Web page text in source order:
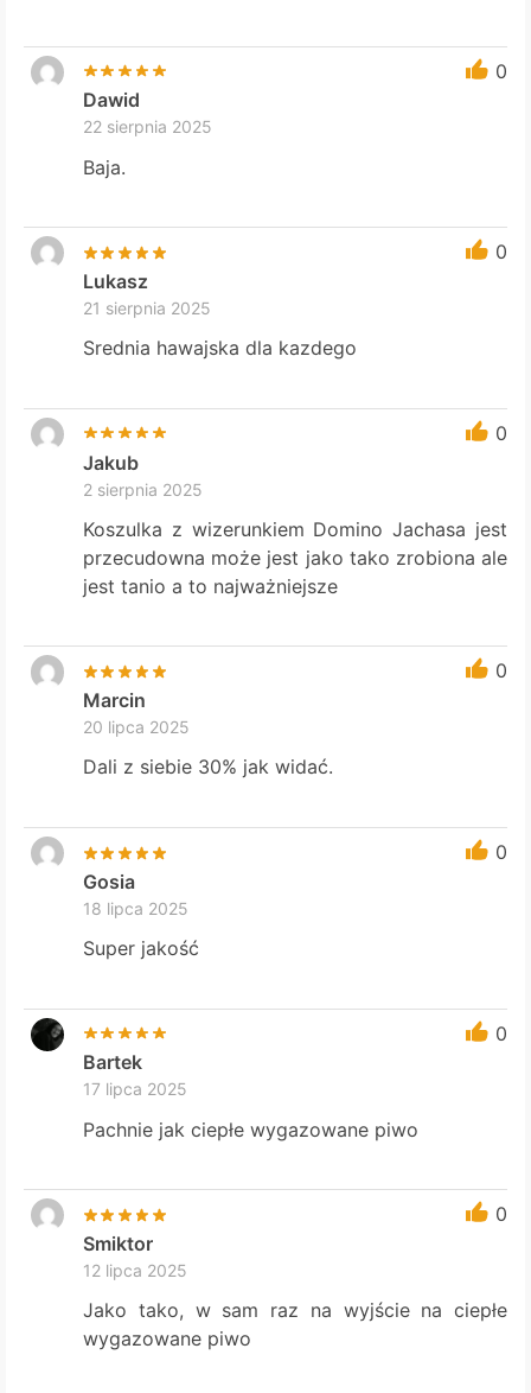
0
Dawid
22 sierpnia 2025
Baja.
0
Lukasz
21 sierpnia 2025
Srednia hawajska dla kazdego
0
Jakub
2 sierpnia 2025
Koszulka z wizerunkiem Domino Jachasa jest
przecudowna może jest jako tako zrobiona ale
jest tanio a to najważniejsze
0
Marcin
20 lipca 2025
Dali z siebie 30% jak widać.
0
Gosia
18 lipca 2025
Super jakość
0
Bartek
17 lipca 2025
Pachnie jak ciepłe wygazowane piwo
0
Smiktor
12 lipca 2025
Jako tako, w sam raz na wyjście na ciepłe
wygazowane piwo